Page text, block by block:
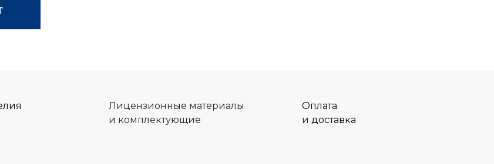
Лицензионные материалы
и комплектующие
Оплата
и доставка